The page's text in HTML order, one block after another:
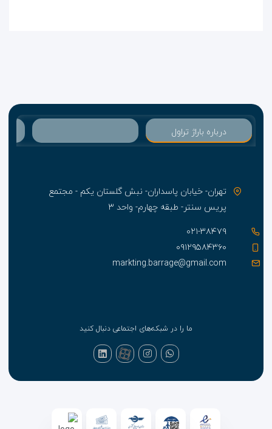
درباره باراژ تراول
تهران- خیابان پاسداران- نبش گلستان یکم - مجتمع
پریس سنتر- طبقه چهارم- واحد ۳
۰۲۱-۳۸۴۷۹
۰۹۱۲۹۵۸۴۳۶۰
markting.barrage@gmail.com
ما را در شبکه‌های اجتماعی دنبال کنید